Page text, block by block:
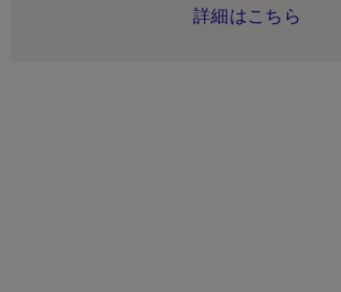
詳細はこちら